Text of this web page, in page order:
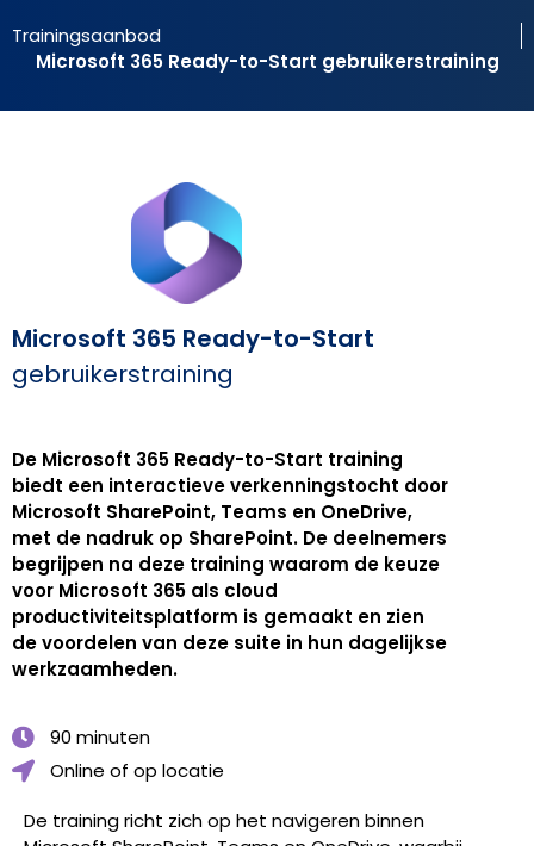
Trainingsaanbod
Microsoft 365 Ready-to-Start gebruikerstraining
Microsoft 365 Ready-to-Start
gebruikerstraining
De Microsoft 365 Ready-to-Start training
biedt een interactieve verkenningstocht door
Microsoft SharePoint, Teams en OneDrive,
met de nadruk op SharePoint. De deelnemers
begrijpen na deze training waarom de keuze
voor Microsoft 365 als cloud
productiviteitsplatform is gemaakt en zien
de voordelen van deze suite in hun dagelijkse
werkzaamheden.
90 minuten
Online of op locatie
De training richt zich op het navigeren binnen